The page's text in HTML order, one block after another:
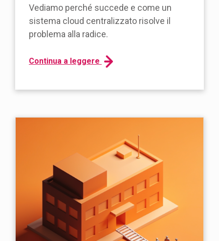
Vediamo perché succede e come un
sistema cloud centralizzato risolve il
problema alla radice.
Continua a leggere